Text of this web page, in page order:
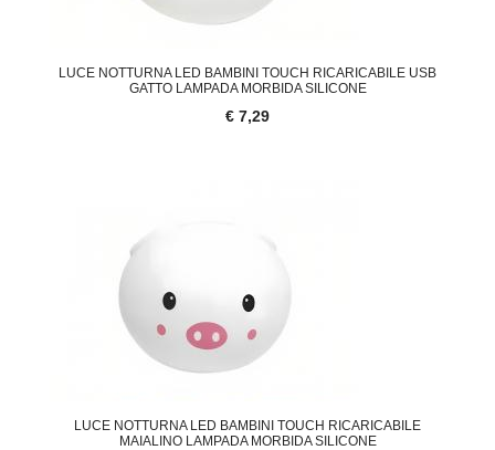
LUCE NOTTURNA LED BAMBINI TOUCH RICARICABILE USB
GATTO LAMPADA MORBIDA SILICONE
€ 7,29
LUCE NOTTURNA LED BAMBINI TOUCH RICARICABILE
MAIALINO LAMPADA MORBIDA SILICONE